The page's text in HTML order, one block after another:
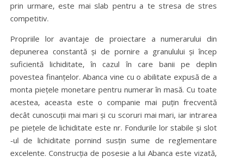
prin urmare, este mai slab pentru a te stresa de stres
competitiv.
Propriile lor avantaje de proiectare a numerarului din
depunerea constantă și de pornire a granulului și încep
suficientă lichiditate, în cazul în care banii pe deplin
povestea finanțelor. Abanca vine cu o abilitate expusă de a
monta piețele monetare pentru numerar în masă. Cu toate
acestea, aceasta este o companie mai puțin frecventă
decât cunoscuții mai mari și cu scoruri mai mari, iar intrarea
pe piețele de lichiditate este nr. Fondurile lor stabile și slot
-ul de lichiditate pornind susțin sume de reglementare
excelente. Construcția de posesie a lui Abanca este vizată,